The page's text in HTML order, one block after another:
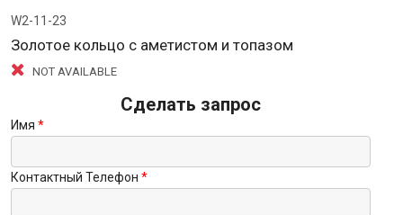
W2-11-23
Золотое кольцо с аметистом и топазом
NOT AVAILABLE
Сделать запрос
Имя
Контактный Телефон